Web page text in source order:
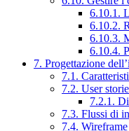
6.10.1.
6.10.2.
6.10.3.
6.10.4.
7. Progettazione
7.1.
7.2. User
7.2.1.
7.3. Flussi di
7.4. Wireframe